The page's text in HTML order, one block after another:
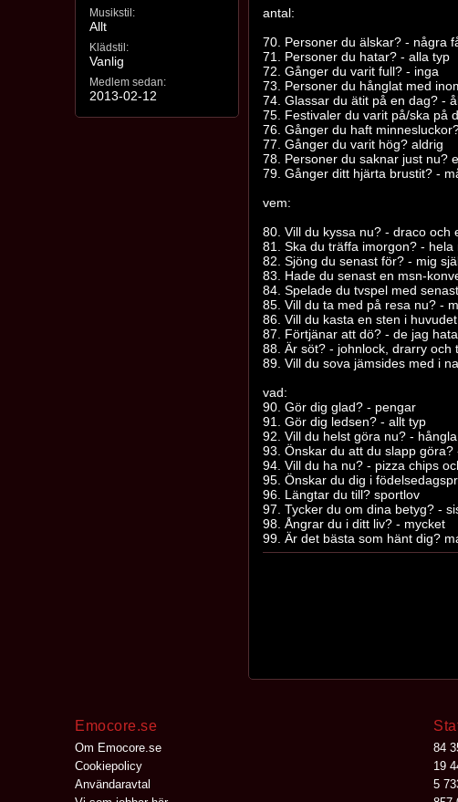
Musikstil:
Allt
Klädstil:
Vanlig
Medlem sedan:
2013-02-12
antal:
70. Personer du älskar? - några
71. Personer du hatar? - alla typ
72. Gånger du varit full? - inga
73. Personer du hånglat med
74. Glassar du ätit på en dag? -
75. Festivaler du varit på/ska på
76. Gånger du haft
77. Gånger du varit hög? aldrig
78. Personer du saknar just nu?
79. Gånger ditt hjärta brustit? -
vem:
80. Vill du kyssa nu? - draco och
81. Ska du träffa imorgon? - hela
82. Sjöng du senast för? - mig
83. Hade du senast en msn-
84. Spelade du tvspel med
85. Vill du ta med på resa nu? -
86. Vill du kasta en sten i
87. Förtjänar att dö? - de jag
88. Är söt? - johnlock, drarry och
89. Vill du sova jämsides med i
vad:
90. Gör dig glad? - pengar
91. Gör dig ledsen? - allt typ
92. Vill du helst göra nu? -
93. Önskar du att du slapp
94. Vill du ha nu? - pizza chips
95. Önskar du dig i
96. Längtar du till? sportlov
97. Tycker du om dina betyg? -
98. Ångrar du i ditt liv? - mycket
99. Är det bästa som hänt dig?
Emocore.se
Om Emocore.se
Cookiepolicy
Användaravtal
84
19
5